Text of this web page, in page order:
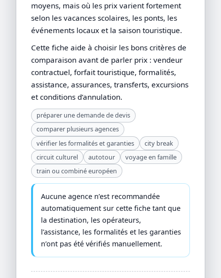
moyens, mais où les prix varient fortement
selon les vacances scolaires, les ponts, les
événements locaux et la saison touristique.
Cette fiche aide à choisir les bons critères de
comparaison avant de parler prix : vendeur
contractuel, forfait touristique, formalités,
assistance, assurances, transferts, excursions
et conditions d’annulation.
préparer une demande de devis
comparer plusieurs agences
vérifier les formalités et garanties
city break
circuit culturel
autotour
voyage en famille
train ou combiné européen
Aucune agence n’est recommandée
automatiquement sur cette fiche tant que
la destination, les opérateurs,
l’assistance, les formalités et les garanties
n’ont pas été vérifiés manuellement.